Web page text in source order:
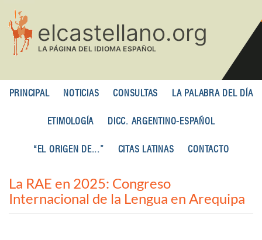
contenido
principal
PRINCIPAL NOTICIAS CONSULTAS LA PALABRA DEL DÍA
ETIMOLOGÍA DICC. ARGENTINO-ESPAÑOL
“EL ORIGEN DE...” CITAS LATINAS CONTACTO
La RAE en 2025: Congreso
Internacional de la Lengua en Arequipa